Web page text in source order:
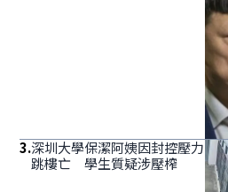
3.深圳大學保潔阿姨因封控壓力
跳樓亡 學生質疑涉壓榨